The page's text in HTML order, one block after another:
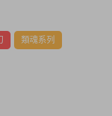
類魂系列